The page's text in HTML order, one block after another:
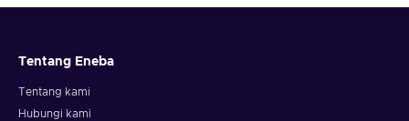
Tentang Eneba
Tentang kami
Hubungi kami